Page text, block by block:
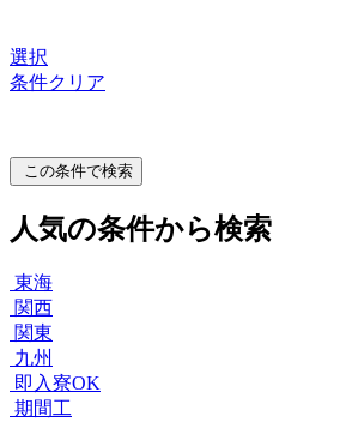
選択
条件クリア
この条件で検索
人気の条件から検索
東海
関西
関東
九州
即入寮OK
期間工